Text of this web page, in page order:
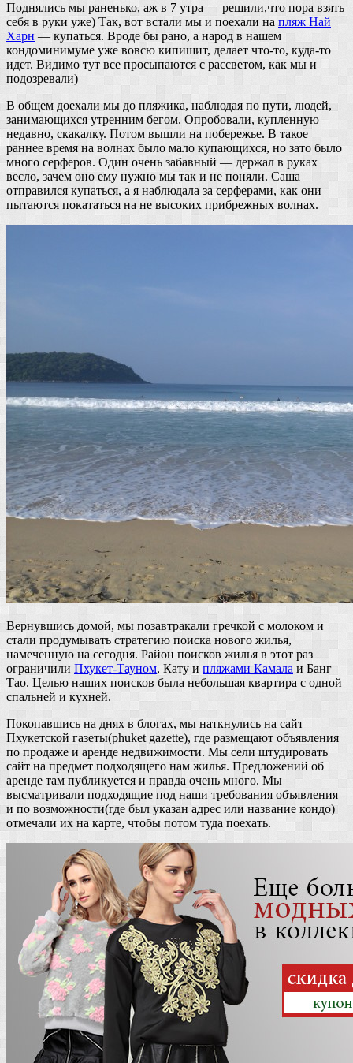
Поднялись мы раненько, аж в 7 утра — решили,что пора взять
себя в руки уже) Так, вот встали мы и поехали на пляж Най
Харн — купаться. Вроде бы рано, а народ в нашем
кондоминимуме уже вовсю кипишит, делает что-то, куда-то
идет. Видимо тут все просыпаются с рассветом, как мы и
подозревали)
В общем доехали мы до пляжика, наблюдая по пути, людей,
занимающихся утренним бегом. Опробовали, купленную
недавно, скакалку. Потом вышли на побережье. В такое
раннее время на волнах было мало купающихся, но зато было
много серферов. Один очень забавный — держал в руках
весло, зачем оно ему нужно мы так и не поняли. Саша
отправился купаться, а я наблюдала за серферами, как они
пытаются покататься на не высоких прибрежных волнах.
Вернувшись домой, мы позавтракали гречкой с молоком и
стали продумывать стратегию поиска нового жилья,
намеченную на сегодня. Район поисков жилья в этот раз
ограничили Пхукет-Тауном, Кату и пляжами Камала и Банг
Тао. Целью наших поисков была небольшая квартира с одной
спальней и кухней.
Покопавшись на днях в блогах, мы наткнулись на сайт
Пхукетской газеты(phuket gazette), где размещают объявления
по продаже и аренде недвижимости. Мы сели штудировать
сайт на предмет подходящего нам жилья. Предложений об
аренде там публикуется и правда очень много. Мы
высматривали подходящие под наши требования объявления
и по возможности(где был указан адрес или название кондо)
отмечали их на карте, чтобы потом туда поехать.